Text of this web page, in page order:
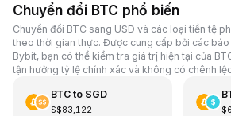
Chuyển đổi BTC phổ biến
Chuyển đổi BTC sang USD và các loại tiền tệ
theo thời gian thực. Được cung cấp bởi các
Bybit, bạn có thể kiểm tra giá trị hiện tại của
tận hưởng tỷ lệ chính xác và không có chênh
BTCto SGD
S$83,122